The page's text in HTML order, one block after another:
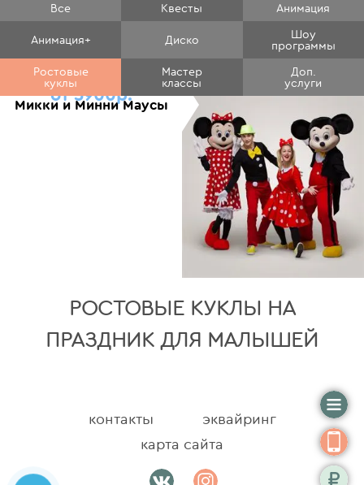
Все Квесты Анимация
Анимация+ Диско Шоу
программы
Ростовые
куклы
Мастер
классы
Доп.
услуги
Микки и Минни Маусы
от 5900р.
РОСТОВЫЕ КУКЛЫ НА
ПРАЗДНИК ДЛЯ МАЛЫШЕЙ
контакты
эквайринг
карта сайта